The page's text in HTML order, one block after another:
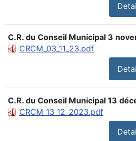
C.R. du Conseil Municipal 3
CRCM_03_11_23.pdf
C.R. du Conseil Municipal 13
CRCM_13_12_2023.pdf